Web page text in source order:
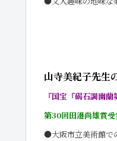
山寺美紀子先生
『国宝『碣石調幽
第30回田邉尚雄賞
●大阪市立美術館で